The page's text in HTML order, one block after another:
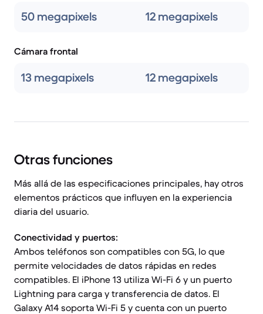
50 megapixels 12 megapixels
Cámara frontal
13 megapixels 12 megapixels
Otras funciones
Más allá de las especificaciones principales, hay otros
elementos prácticos que influyen en la experiencia
diaria del usuario.
Conectividad y puertos:
Ambos teléfonos son compatibles con 5G, lo que
permite velocidades de datos rápidas en redes
compatibles. El iPhone 13 utiliza Wi-Fi 6 y un puerto
Lightning para carga y transferencia de datos. El
Galaxy A14 soporta Wi-Fi 5 y cuenta con un puerto